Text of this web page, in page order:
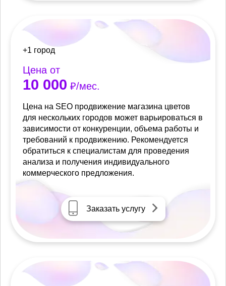
+1 город
Цена от
10 000 ₽/мес.
Цена на SEO продвижение магазина цветов
для нескольких городов может варьироваться в
зависимости от конкуренции, объема работы и
требований к продвижению. Рекомендуется
обратиться к специалистам для проведения
анализа и получения индивидуального
коммерческого предложения.
Заказать услугу